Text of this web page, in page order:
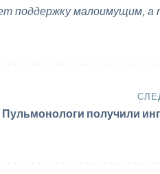
поддержку малоимущим, а
Пульмонологи получили